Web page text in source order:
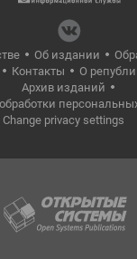
Об издании
Контакты О
Архив изданий
Change privacy settings